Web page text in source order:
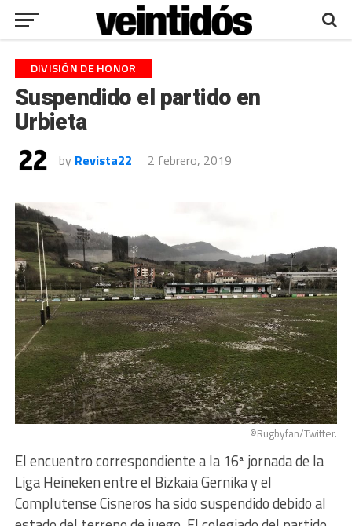
DIVISIÓN DE HONOR
Suspendido el partido en
Urbieta
by Revista22 2 febrero, 2019
©Rugbyfan/Twitter.
El encuentro correspondiente a la 16ª jornada de la
Liga Heineken entre el Bizkaia Gernika y el
Complutense Cisneros ha sido suspendido debido al